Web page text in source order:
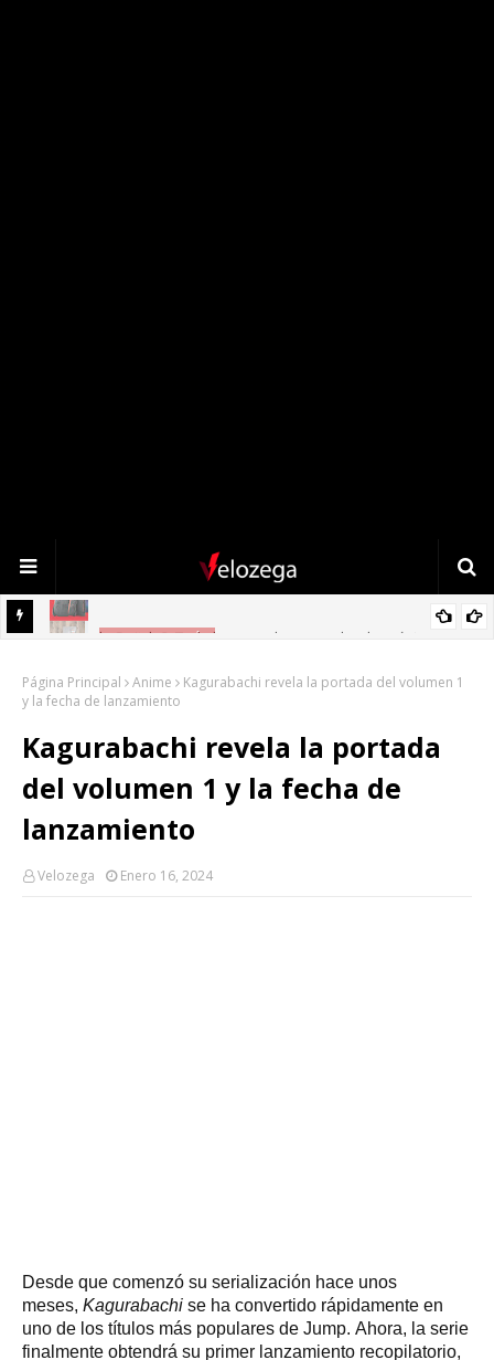
Página Principal Anime
Kagurabachi revela la portada del volumen 1
y la fecha de lanzamiento
Kagurabachi revela la portada
del volumen 1 y la fecha de
lanzamiento
Velozega Enero 16, 2024
Desde que comenzó su serialización hace unos
meses, Kagurabachi se ha convertido rápidamente en
uno de los títulos más populares de Jump. Ahora, la serie
finalmente obtendrá su primer lanzamiento recopilatorio,